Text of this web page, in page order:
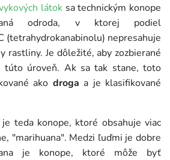
látok sa technickým konope
odroda, v ktorej podiel
(tetrahydrokanabinolu) nepresahuje
rastliny. Je dôležité, aby zozbierané
túto úroveň. Ak sa tak stane, toto
ako droga a je klasifikované
teda konope, ktoré obsahuje viac
"marihuana". Medzi ľuďmi je dobre
je konope, ktoré môže byť